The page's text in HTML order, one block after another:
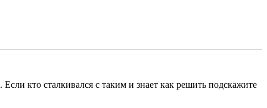
кто сталкивался с таким и знает как решить подскажите